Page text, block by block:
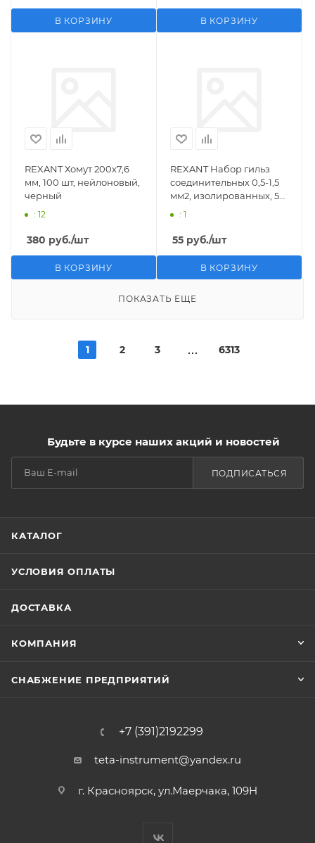
В КОРЗИНУ В КОРЗИНУ
REXANT Хомут 200х7,6
мм, 100 шт, нейлоновый,
черный
: 12
380 руб./шт
В КОРЗИНУ
REXANT Набор гильз
соединительных 0,5-1,5
мм2, изолированных, 5
: 1
55 руб./шт
В КОРЗИНУ
ПОКАЗАТЬ ЕЩЕ
1 2 3 6313
Будьте в курсе наших акций и новостей
ПОДПИСАТЬСЯ
КАТАЛОГ
УСЛОВИЯ ОПЛАТЫ
ДОСТАВКА
КОМПАНИЯ
СНАБЖЕНИЕ ПРЕДПРИЯТИЙ
+7 (391)2192299
teta-instrument@yandex.ru
г. Красноярск, ул.Маерчака, 109Н